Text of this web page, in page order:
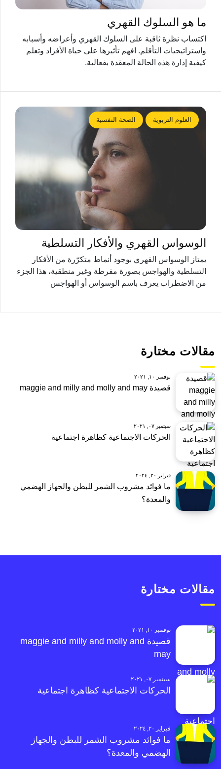
ما هو السلوك القهري
اكتساب نظرة ثاقبة على السلوك القهري وأعراضه وأسبابه
واستراتيجيات التأقلم. افهم تأثيرها على حياة الأفراد وتعلم
كيفية إدارة هذه الحالة المعقدة بفعالية.
العلوم التربوية الصحة النفسية
الوسواس القهري والأفكار التسلطية
يمتاز الوسواس القهري بوجود أنماط متكرّرة من الأفكار
التسلطية والهواجس بصورة مفرطة وغير منطقية، هذا الجزء
من الاضطراب يعرف باسم الوسواس أو الهواجس
مقالات مختارة
نوفمبر ١٠, ٢٠٢١
قصيدة maggie and milly and molly and may
سبتمبر ٠٧, ٢٠٢١
الحركات الاجتماعية كظاهرة اجتماعية
فبراير ٢٠, ٢٠٢٤
ما فوائد مشروب الشمر للبطن والجهاز الهضمي
والمعدة؟
مقالات مختارة
نوفمبر ١٠, ٢٠٢١
قصيدة maggie and milly and molly and
may
سبتمبر ٠٧, ٢٠٢١
الحركات الاجتماعية كظاهرة اجتماعية
فبراير ٢٠, ٢٠٢٤
ما فوائد مشروب الشمر للبطن والجهاز
الهضمي والمعدة؟